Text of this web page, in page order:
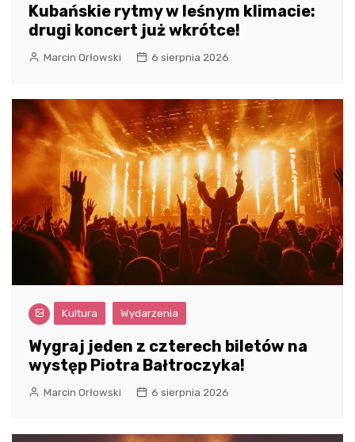
Kubańskie rytmy w leśnym klimacie:
drugi koncert już wkrótce!
Marcin Orłowski 6 sierpnia 2026
Kultura Wydarzenia
Wygraj jeden z czterech biletów na
występ Piotra Bałtroczyka!
Marcin Orłowski 6 sierpnia 2026